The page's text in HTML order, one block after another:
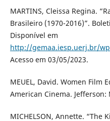
MARTINS, Cleissa Regina.
Brasileiro (1970-2016)”.
Disponível em
http://gemaa.iesp.uerj.br/
Acesso em 03/05/2023.
MEUEL, David. Women Film
American Cinema. Jefferson:
MICHELSON, Annette. “The